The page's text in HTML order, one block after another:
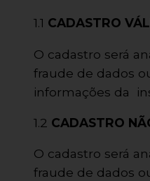
1.1 CADASTRO
O cadastro será
fraude de dados
informações da
1.2 CADASTRO
O cadastro será
fraude de dados